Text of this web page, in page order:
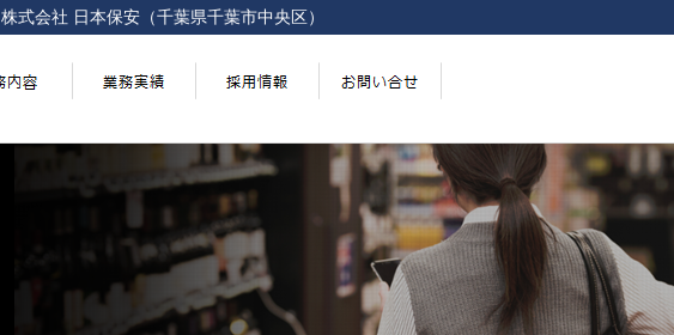
株式会社 日本保安（千葉県千葉市中央区）